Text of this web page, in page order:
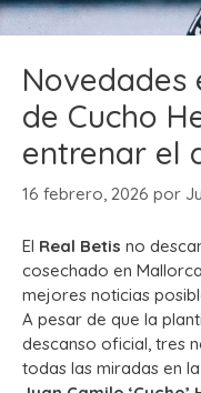
Novedades
de Cucho
entrenar el
16 febrero, 2026 por
El Real Betis no
cosechado en
mejores noticias
A pesar de que la
descanso oficial, tres
todas las miradas en